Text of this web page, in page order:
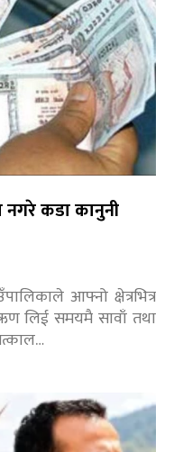
कडा कानुनी
आफ्नो क्षेत्रभित्र
लिई समयमै सावाँ तथा